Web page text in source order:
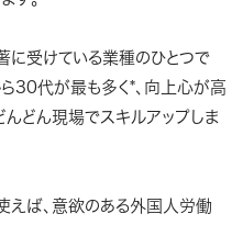
受けている業種のひとつで
30代が最も多く*、向上心が高
んどん現場でスキルアップしま
えば、意欲のある外国人労働